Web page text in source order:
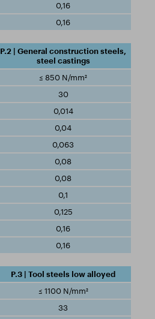
0,16
0,16
P.2 | General construction steels,
steel castings
≤ 850 N/mm²
30
0,014
0,04
0,063
0,08
0,08
0,1
0,125
0,16
0,16
P.3 | Tool steels low alloyed
≤ 1100 N/mm²
33